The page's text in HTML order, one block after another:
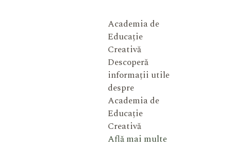
Academia de
Educație
Creativă
Descoperă
informații utile
despre
Academia de
Educație
Creativă
Află mai multe